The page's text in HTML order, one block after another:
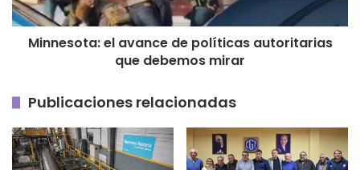
debemos
mirar
Minnesota: el avance de políticas autoritarias
que debemos mirar
Publicaciones relacionadas